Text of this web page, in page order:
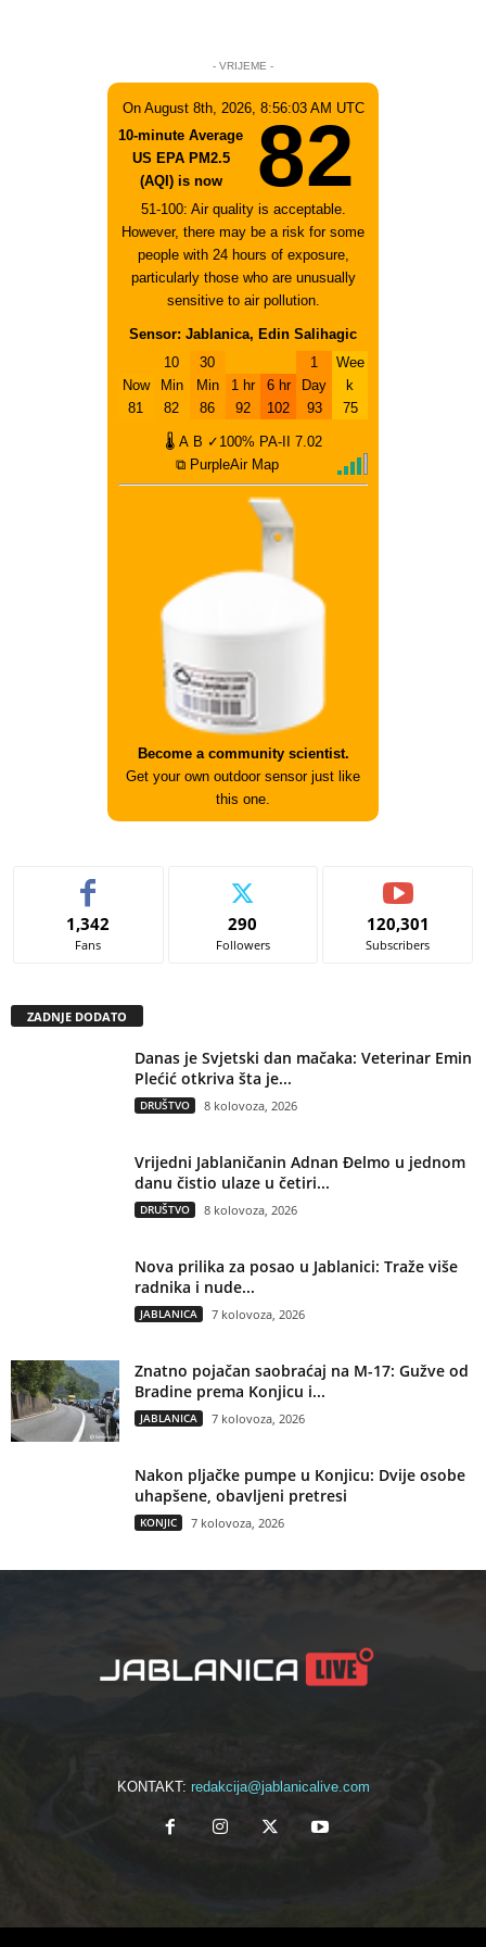
- VRIJEME -
On August 8th, 2026, 8:56:03 AM UTC
10-minute Average
US EPA PM2.5
(AQI) is now
82
51-100: Air quality is acceptable.
However, there may be a risk for some
people with 24 hours of exposure,
particularly those who are unusually
sensitive to air pollution.
Sensor: Jablanica, Edin Salihagic
Now
81
10
Min
82
30
Min
86
1 hr
92
6 hr
102
1
Day
93
Wee
k
75
🌡 A B ✓100% PA-II
7.02
⧉ PurpleAir Map
Become a community scientist.
Get your own outdoor sensor just like
this one.
1,342
Fans
290
Followers
120,301
Subscribers
ZADNJE DODATO
Danas je Svjetski dan mačaka: Veterinar Emin
Plećić otkriva šta je...
DRUŠTVO 8 kolovoza, 2026
Vrijedni Jablaničanin Adnan Đelmo u jednom
danu čistio ulaze u četiri...
DRUŠTVO 8 kolovoza, 2026
Nova prilika za posao u Jablanici: Traže više
radnika i nude...
JABLANICA 7 kolovoza, 2026
Znatno pojačan saobraćaj na M-17: Gužve od
Bradine prema Konjicu i...
JABLANICA 7 kolovoza, 2026
Nakon pljačke pumpe u Konjicu: Dvije osobe
uhapšene, obavljeni pretresi
KONJIC 7 kolovoza, 2026
KONTAKT: redakcija@jablanicalive.com